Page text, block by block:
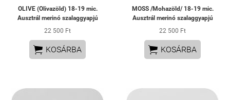
OLIVE (Olivazöld) 18-19 mic.
Ausztrál merinó szalaggyapjú
22 500 Ft
 KOSÁRBA
MOSS /Mohazöld/ 18-19 mic.
Ausztrál merinó szalaggyapjú
22 500 Ft
 KOSÁRBA